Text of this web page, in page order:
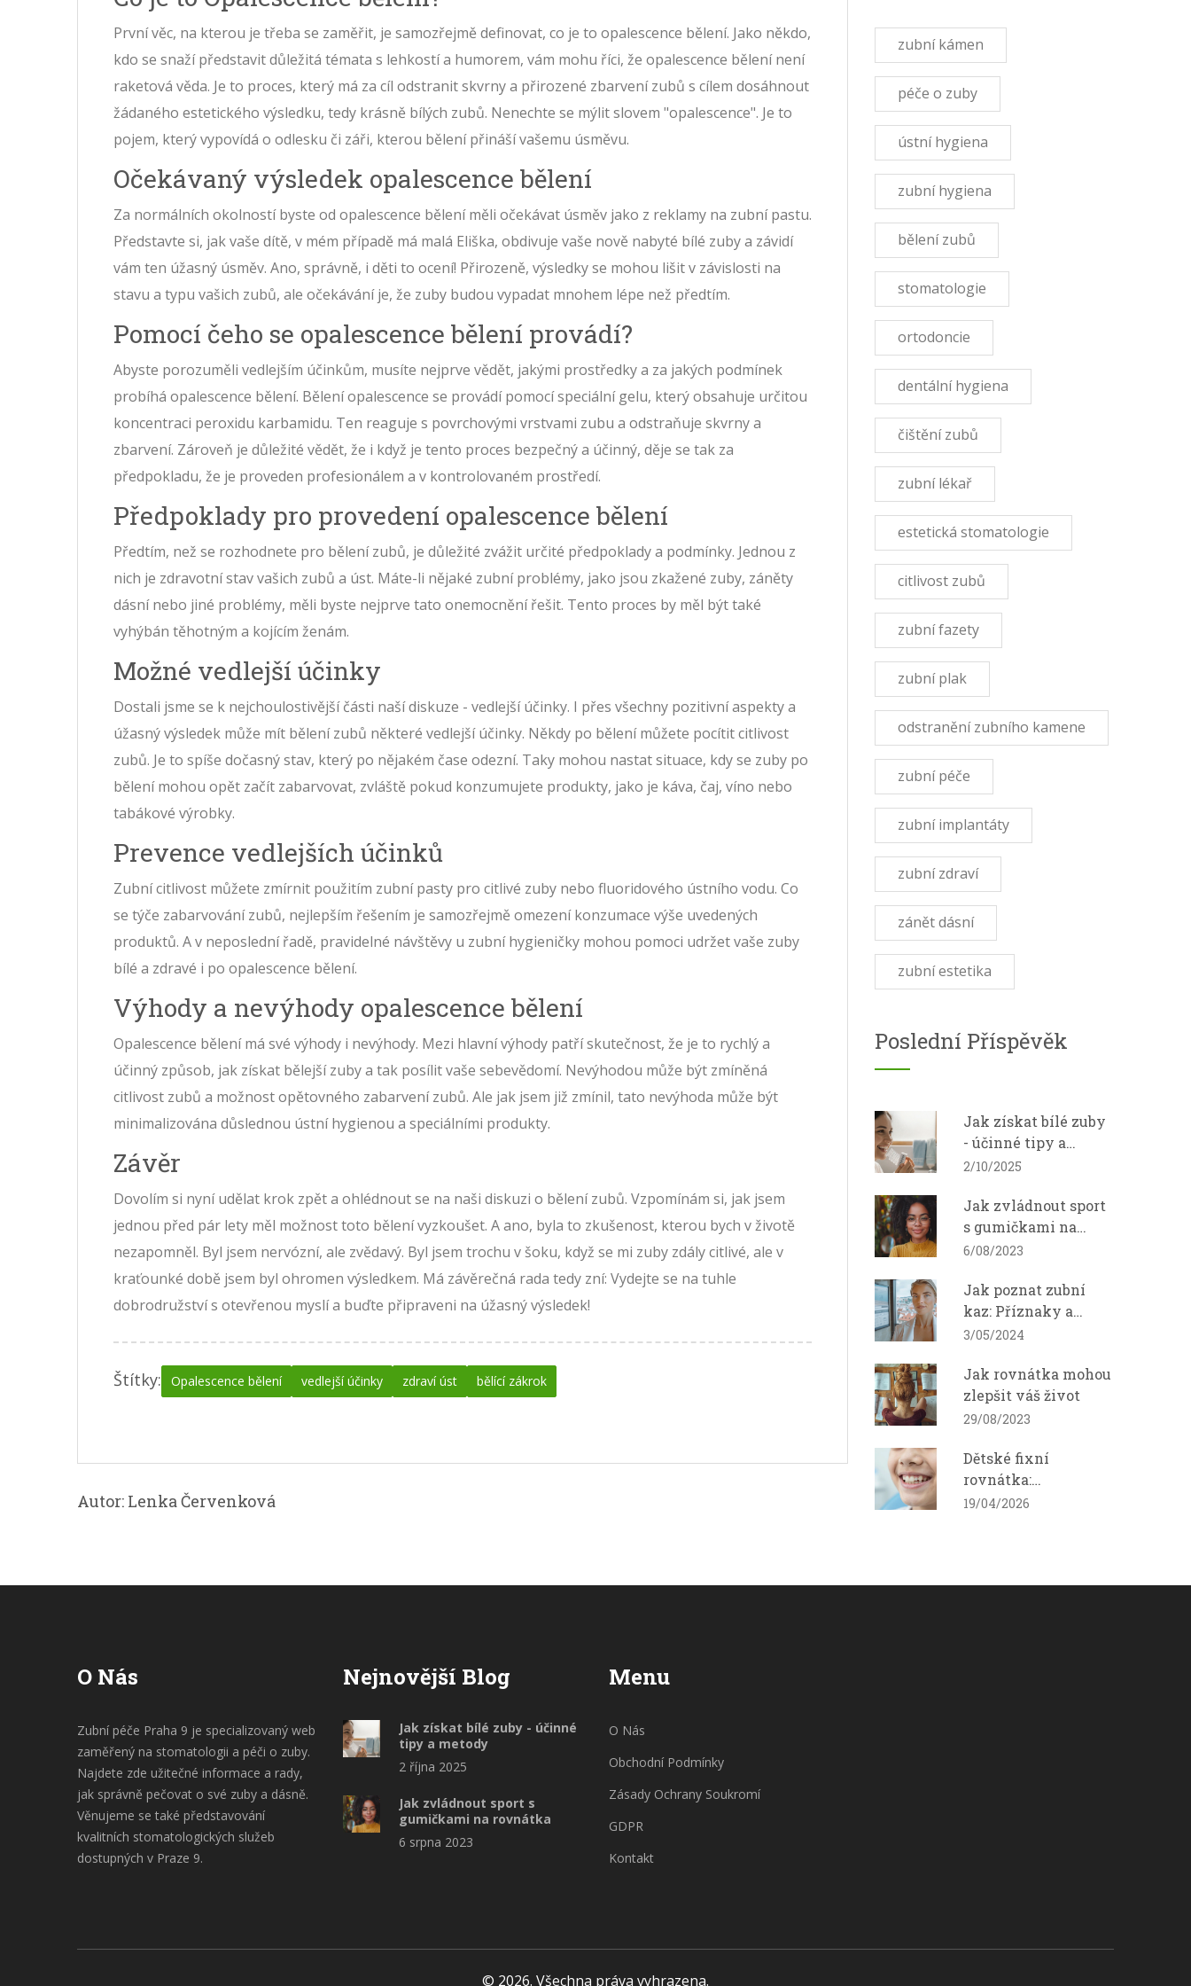
První věc, na kterou je třeba se zaměřit, je samozřejmě definovat, co je to opalescence bělení. Jako někdo,
kdo se snaží představit důležitá témata s lehkostí a humorem, vám mohu říci, že opalescence bělení není
raketová věda. Je to proces, který má za cíl odstranit skvrny a přirozené zbarvení zubů s cílem dosáhnout
žádaného estetického výsledku, tedy krásně bílých zubů. Nenechte se mýlit slovem "opalescence". Je to
pojem, který vypovídá o odlesku či záři, kterou bělení přináší vašemu úsměvu.
Očekávaný výsledek opalescence bělení
Za normálních okolností byste od opalescence bělení měli očekávat úsměv jako z reklamy na zubní pastu.
Představte si, jak vaše dítě, v mém případě má malá Eliška, obdivuje vaše nově nabyté bílé zuby a závidí
vám ten úžasný úsměv. Ano, správně, i děti to ocení! Přirozeně, výsledky se mohou lišit v závislosti na
stavu a typu vašich zubů, ale očekávání je, že zuby budou vypadat mnohem lépe než předtím.
Pomocí čeho se opalescence bělení provádí?
Abyste porozuměli vedlejším účinkům, musíte nejprve vědět, jakými prostředky a za jakých podmínek
probíhá opalescence bělení. Bělení opalescence se provádí pomocí speciální gelu, který obsahuje určitou
koncentraci peroxidu karbamidu. Ten reaguje s povrchovými vrstvami zubu a odstraňuje skvrny a
zbarvení. Zároveň je důležité vědět, že i když je tento proces bezpečný a účinný, děje se tak za
předpokladu, že je proveden profesionálem a v kontrolovaném prostředí.
Předpoklady pro provedení opalescence bělení
Předtím, než se rozhodnete pro bělení zubů, je důležité zvážit určité předpoklady a podmínky. Jednou z
nich je zdravotní stav vašich zubů a úst. Máte-li nějaké zubní problémy, jako jsou zkažené zuby, záněty
dásní nebo jiné problémy, měli byste nejprve tato onemocnění řešit. Tento proces by měl být také
vyhýbán těhotným a kojícím ženám.
Možné vedlejší účinky
Dostali jsme se k nejchoulostivější části naší diskuze - vedlejší účinky. I přes všechny pozitivní aspekty a
úžasný výsledek může mít bělení zubů některé vedlejší účinky. Někdy po bělení můžete pocítit citlivost
zubů. Je to spíše dočasný stav, který po nějakém čase odezní. Taky mohou nastat situace, kdy se zuby po
bělení mohou opět začít zabarvovat, zvláště pokud konzumujete produkty, jako je káva, čaj, víno nebo
tabákové výrobky.
Prevence vedlejších účinků
Zubní citlivost můžete zmírnit použitím zubní pasty pro citlivé zuby nebo fluoridového ústního vodu. Co
se týče zabarvování zubů, nejlepším řešením je samozřejmě omezení konzumace výše uvedených
produktů. A v neposlední řadě, pravidelné návštěvy u zubní hygieničky mohou pomoci udržet vaše zuby
bílé a zdravé i po opalescence bělení.
Výhody a nevýhody opalescence bělení
Opalescence bělení má své výhody i nevýhody. Mezi hlavní výhody patří skutečnost, že je to rychlý a
účinný způsob, jak získat bělejší zuby a tak posílit vaše sebevědomí. Nevýhodou může být zmíněná
citlivost zubů a možnost opětovného zabarvení zubů. Ale jak jsem již zmínil, tato nevýhoda může být
minimalizována důslednou ústní hygienou a speciálními produkty.
Závěr
Dovolím si nyní udělat krok zpět a ohlédnout se na naši diskuzi o bělení zubů. Vzpomínám si, jak jsem
jednou před pár lety měl možnost toto bělení vyzkoušet. A ano, byla to zkušenost, kterou bych v životě
nezapomněl. Byl jsem nervózní, ale zvědavý. Byl jsem trochu v šoku, když se mi zuby zdály citlivé, ale v
kraťounké době jsem byl ohromen výsledkem. Má závěrečná rada tedy zní: Vydejte se na tuhle
dobrodružství s otevřenou myslí a buďte připraveni na úžasný výsledek!
Štítky: Opalescence bělení vedlejší účinky zdraví úst bělící zákrok
Autor: Lenka Červenková
zubní kámen
péče o zuby
ústní hygiena
zubní hygiena
bělení zubů
stomatologie
ortodoncie
dentální hygiena
čištění zubů
zubní lékař
estetická stomatologie
citlivost zubů
zubní fazety
zubní plak
odstranění zubního kamene
zubní péče
zubní implantáty
zubní zdraví
zánět dásní
zubní estetika
Poslední Příspěvěk
Jak získat bílé zuby
- účinné tipy a
metody
2/10/2025
Jak zvládnout sport
s gumičkami na
rovnátka
6/08/2023
Jak poznat zubní
kaz: Příznaky a
prevence
3/05/2024
Jak rovnátka mohou
zlepšit váš život
29/08/2023
Dětské fixní
rovnátka:
Komplexní průvodce
19/04/2026
O Nás
Zubní péče Praha 9 je specializovaný web
zaměřený na stomatologii a péči o zuby.
Najdete zde užitečné informace a rady,
jak správně pečovat o své zuby a dásně.
Věnujeme se také představování
kvalitních stomatologických služeb
dostupných v Praze 9.
Nejnovější Blog
Jak získat bílé zuby - účinné
tipy a metody
2 října 2025
Jak zvládnout sport s
gumičkami na rovnátka
6 srpna 2023
Menu
O Nás
Obchodní Podmínky
Zásady Ochrany Soukromí
GDPR
Kontakt
© 2026. Všechna práva vyhrazena.